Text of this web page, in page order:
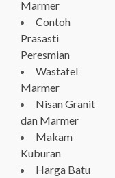
Marmer
Contoh
Prasasti
Peresmian
Wastafel
Marmer
Nisan Granit
dan Marmer
Makam
Kuburan
Harga Batu